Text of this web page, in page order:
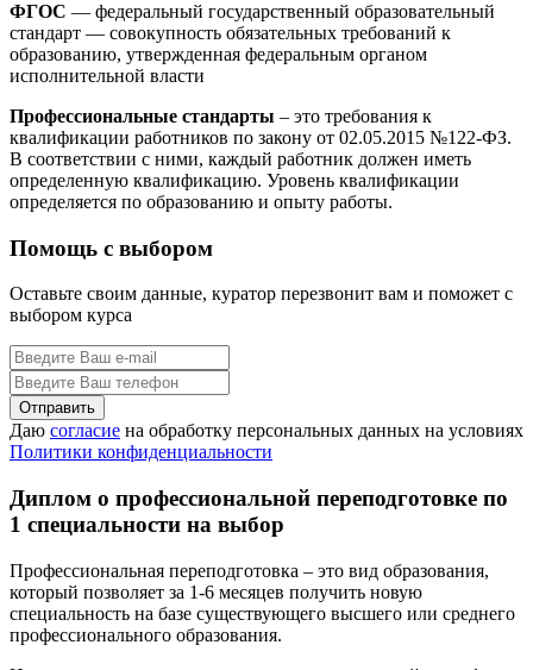
ФГОС — федеральный государственный образовательный
стандарт — совокупность обязательных требований к
образованию, утвержденная федеральным органом
исполнительной власти
Профессиональные стандарты – это требования к
квалификации работников по закону от 02.05.2015 №122-ФЗ.
В соответствии с ними, каждый работник должен иметь
определенную квалификацию. Уровень квалификации
определяется по образованию и опыту работы.
Помощь с выбором
Оставьте своим данные, куратор перезвонит вам и поможет с
выбором курса
Даю согласие на обработку персональных данных на условиях
Политики конфиденциальности
Диплом о профессиональной переподготовке по
1 специальности на выбор
Профессиональная переподготовка – это вид образования,
который позволяет за 1-6 месяцев получить новую
специальность на базе существующего высшего или среднего
профессионального образования.